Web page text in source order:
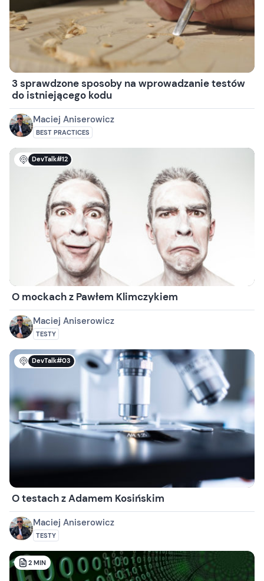
3 sprawdzone sposoby na wprowadzanie testów
do istniejącego kodu
Maciej Aniserowicz
BEST PRACTICES
DevTalk#12
O mockach z Pawłem Klimczykiem
Maciej Aniserowicz
TESTY
DevTalk#03
O testach z Adamem Kosińskim
Maciej Aniserowicz
TESTY
2 MIN